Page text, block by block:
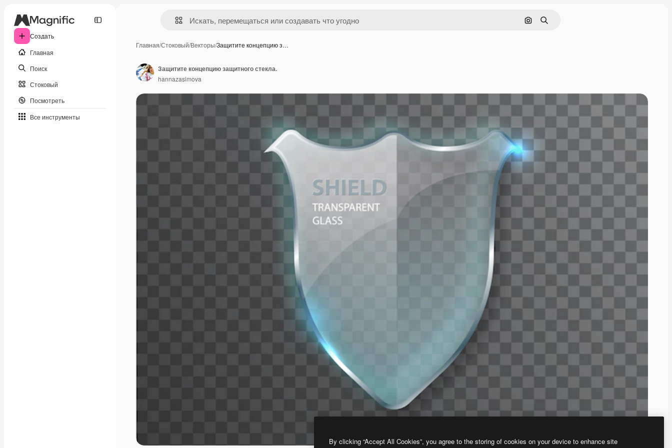
Создать
Главная
Поиск
Стоковый
Посмотреть
Все инструменты
Поиск по изображению
Поиск
Главная/Стоковый/Векторы/Защитите концепцию з…
Защитите концепцию защитного стекла.
hannazasimova
By clicking “Accept All Cookies”, you agree to the storing of cookies on your device to enhance site